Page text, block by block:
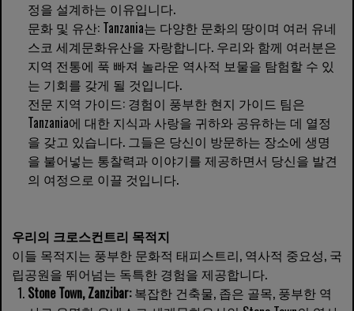
정을 설계하는 이유입니다.
문화 및 유산: Tanzania는 다양한 문화의 땅이며 여러 유네
스코 세계문화유산을 자랑합니다. 우리와 함께 여러분은
지역 전통에 푹 빠져 놀라운 역사적 보물을 탐험할 수 있
는 기회를 갖게 될 것입니다.
전문 지역 가이드: 경험이 풍부한 현지 가이드 팀은
Tanzania에 대한 지식과 사랑을 귀하와 공유하는 데 열정
을 갖고 있습니다. 그들은 당신이 방문하는 장소에 생명
을 불어넣는 통찰력과 이야기를 제공하면서 당신을 발견
의 여정으로 이끌 것입니다.
우리의 크로스컨트리 목적지
이들 목적지는 풍부한 문화적 태피스트리, 역사적 중요성, 국
립공원을 뛰어넘는 독특한 경험을 제공합니다.
Stone Town, Zanzibar:복잡한 건축물, 좁은 골목, 풍부한 역